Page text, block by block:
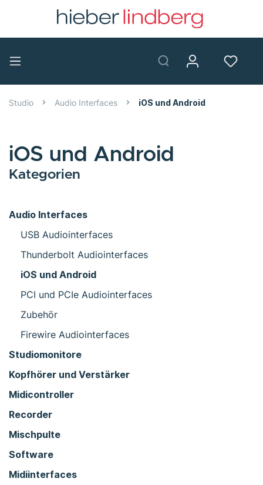
Studio Audio Interfaces iOS und Android
iOS und Android
Kategorien
Audio Interfaces
USB Audiointerfaces
Thunderbolt Audiointerfaces
iOS und Android
PCI und PCIe Audiointerfaces
Zubehör
Firewire Audiointerfaces
Studiomonitore
Kopfhörer und Verstärker
Midicontroller
Recorder
Mischpulte
Software
Midiinterfaces